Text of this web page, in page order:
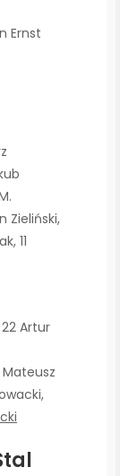
Ernst
Zieliński,
11
22 Artur